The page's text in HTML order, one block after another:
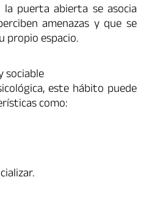
puerta abierta se asocia
amenazas y que se
propio espacio.
sociable
este hábito puede
como: